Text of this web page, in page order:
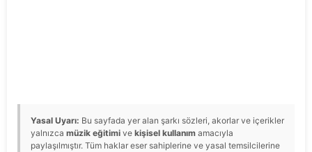
Yasal Uyarı: Bu sayfada yer alan şarkı sözleri, akorlar ve içerikler
yalnızca müzik eğitimi ve kişisel kullanım amacıyla
paylaşılmıştır. Tüm haklar eser sahiplerine ve yasal temsilcilerine